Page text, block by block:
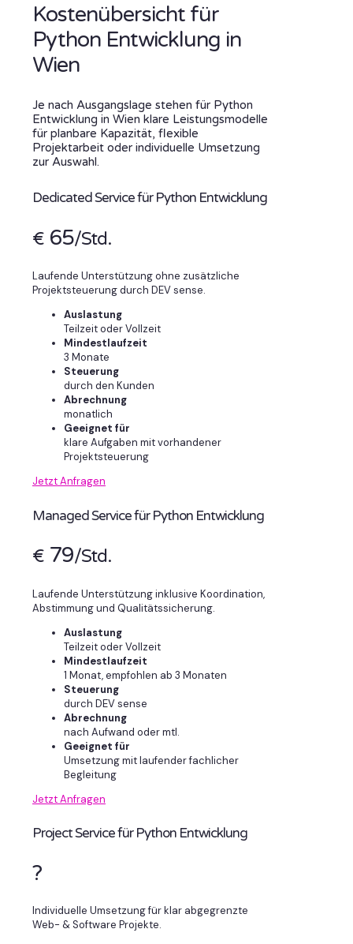
Kostenübersicht für
Python Entwicklung in
Wien
Je nach Ausgangslage stehen für Python
Entwicklung in Wien klare Leistungsmodelle
für planbare Kapazität, flexible
Projektarbeit oder individuelle Umsetzung
zur Auswahl.
Dedicated Service für Python Entwicklung
€ 65/Std.
Laufende Unterstützung ohne zusätzliche
Projektsteuerung durch DEV sense.
Auslastung
Teilzeit oder Vollzeit
Mindestlaufzeit
3 Monate
Steuerung
durch den Kunden
Abrechnung
monatlich
Geeignet für
klare Aufgaben mit vorhandener
Projektsteuerung
Jetzt Anfragen
Managed Service für Python Entwicklung
€ 79/Std.
Laufende Unterstützung inklusive Koordination,
Abstimmung und Qualitätssicherung.
Auslastung
Teilzeit oder Vollzeit
Mindestlaufzeit
1 Monat, empfohlen ab 3 Monaten
Steuerung
durch DEV sense
Abrechnung
nach Aufwand oder mtl.
Geeignet für
Umsetzung mit laufender fachlicher
Begleitung
Jetzt Anfragen
Project Service für Python Entwicklung
?
Individuelle Umsetzung für klar abgegrenzte
Web- & Software Projekte.